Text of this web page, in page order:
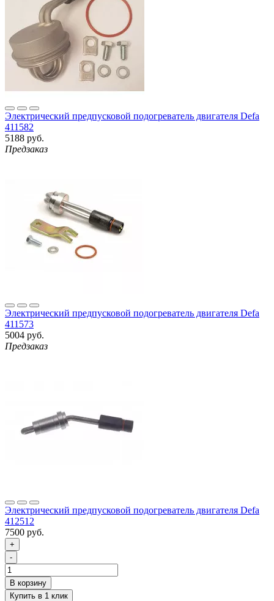
Электрический предпусковой подогреватель двигателя Defa
411582
5188 руб.
Предзаказ
Электрический предпусковой подогреватель двигателя Defa
411573
5004 руб.
Предзаказ
Электрический предпусковой подогреватель двигателя Defa
412512
7500 руб.
+
-